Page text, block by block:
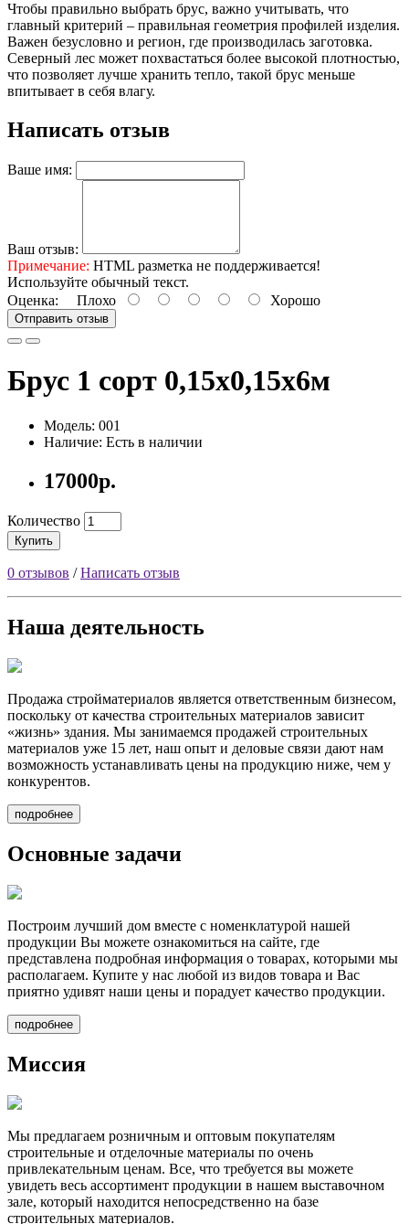
Чтобы правильно выбрать брус, важно учитывать, что
главный критерий – правильная геометрия профилей изделия.
Важен безусловно и регион, где производилась заготовка.
Северный лес может похвастаться более высокой плотностью,
что позволяет лучше хранить тепло, такой брус меньше
впитывает в себя влагу.
Написать отзыв
Ваше имя:
Ваш отзыв:
Примечание: HTML разметка не поддерживается!
Используйте обычный текст.
Оценка: Плохо Хорошо
Отправить отзыв
Брус 1 сорт 0,15х0,15х6м
Модель: 001
Наличие: Есть в наличии
17000р.
Количество
Купить
0 отзывов /Написать отзыв
Наша деятельность
Продажа стройматериалов является ответственным бизнесом,
поскольку от качества строительных материалов зависит
«жизнь» здания. Мы занимаемся продажей строительных
материалов уже 15 лет, наш опыт и деловые связи дают нам
возможность устанавливать цены на продукцию ниже, чем у
конкурентов.
подробнее
Основные задачи
Построим лучший дом вместе с номенклатурой нашей
продукции Вы можете ознакомиться на сайте, где
представлена подробная информация о товарах, которыми мы
располагаем. Купите у нас любой из видов товара и Вас
приятно удивят наши цены и порадует качество продукции.
подробнее
Миссия
Мы предлагаем розничным и оптовым покупателям
строительные и отделочные материалы по очень
привлекательным ценам. Все, что требуется вы можете
увидеть весь ассортимент продукции в нашем выставочном
зале, который находится непосредственно на базе
строительных материалов.